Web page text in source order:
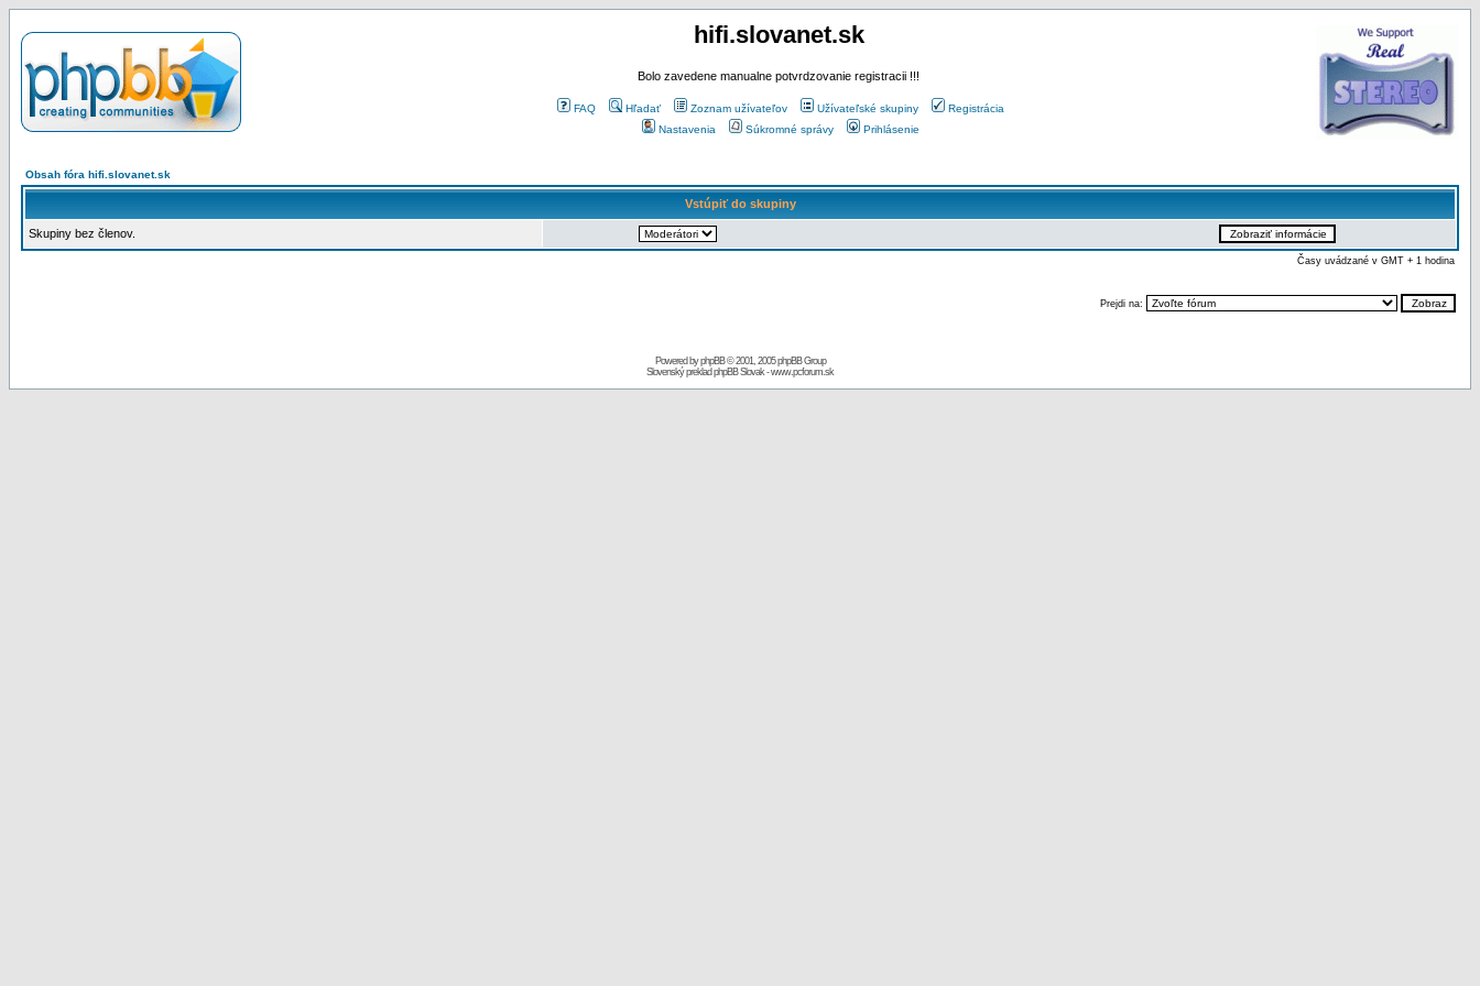
hifi.slovanet.sk
Bolo zavedene manualne potvrdzovanie registracii !!!
FAQ Hľadať Zoznam užívateľov Užívateľské skupiny
Registrácia
Nastavenia
Súkromné správy Prihlásenie
Obsah fóra hifi.slovanet.sk
Vstúpiť do skupiny
Skupiny bez členov.
Časy uvádzané v GMT + 1 hodina
Prejdi na:
Powered byphpBB© 2001, 2005 phpBB Group
Slovenský preklad phpBB Slovak-www.pcforum.sk